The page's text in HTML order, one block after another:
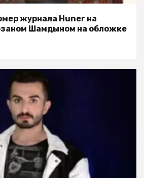
журнала Huner на
Шамдыном на обложке